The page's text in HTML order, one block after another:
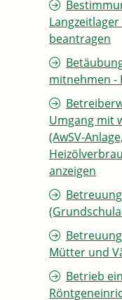
beantragen
mitnehmen -
Umgang mit
(AwSV-
anzeigen
Mütter und
Betrieb